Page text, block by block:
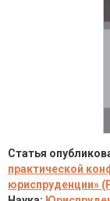
Статья
практической
юриспруденции»